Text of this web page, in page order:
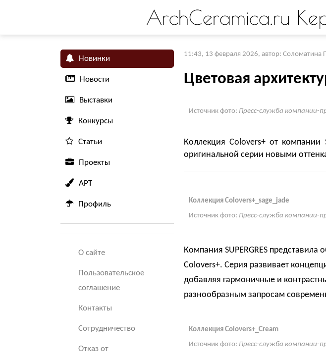
ArchCeramica.ru
Новинки
Новости
Выставки
Конкурсы
Статьи
Проекты
АРТ
Профиль
О сайте
Пользовательское
соглашение
Контакты
Сотрудничество
Отказ от
11:43, 13 февраля 2026, автор: Соломатина
Цветовая
Источник фото: Пресс-служба компании-
Коллекция Colovers+ от компании
оригинальной серии новыми
Коллекция Colovers+_sage_jade
Источник фото: Пресс-служба компании-
Компания SUPERGRES
Colovers+. Серия развивает
добавляя гармоничные и
разнообразным запросам
Коллекция Colovers+_Cream
Источник фото: Пресс-служба компании-